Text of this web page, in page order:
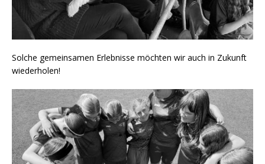
Solche gemeinsamen Erlebnisse möchten wir auch in Zukunft
wiederholen!